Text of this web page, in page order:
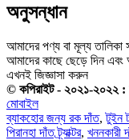
অনুসন্ধান
আমাদের পণ্য বা মূল্য
আমাদের কাছে ছেড়ে দিন এবং
এখনই জিজ্ঞাসা করুন
© কপিরাইট - ২০২১-২০২২ :
মোবাইল
ব্যাকহোর জন্য রক দাঁত,টুইন
পিরানহা দাঁত ট্র্যাক্টর, খননকারী